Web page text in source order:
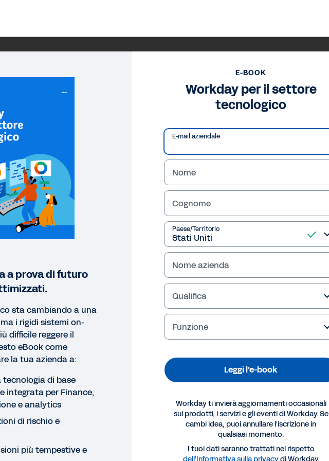
BOOK
E-BOOK
Workday per il settore
tecnologico
E-mail aziendale
Nome
Cognome
Paese/Territorio
Nome azienda
Qualifica
Funzione
Leggi l'e-book
Workday ti invierà aggiornamenti occasionali
sui prodotti, i servizi e gli eventi di Workday. Se
cambi idea, puoi annullare l'iscrizione in
qualsiasi momento.
I tuoi dati saranno trattati nel rispetto
a prova di futuro
sta cambiando a una
i rigidi sistemi on-
difficile reggere il
eBook come
la tua azienda a:
di base
integrata per Finance,
e analytics
di rischio e
più tempestive e